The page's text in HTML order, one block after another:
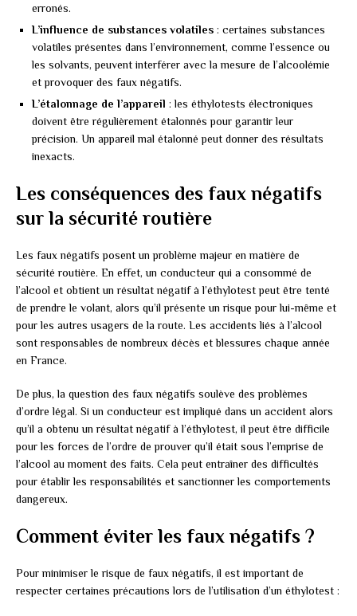
erronés.
L’influence de substances volatiles : certaines substances
volatiles présentes dans l’environnement, comme l’essence ou
les solvants, peuvent interférer avec la mesure de l’alcoolémie
et provoquer des faux négatifs.
L’étalonnage de l’appareil : les éthylotests électroniques
doivent être régulièrement étalonnés pour garantir leur
précision. Un appareil mal étalonné peut donner des résultats
inexacts.
Les conséquences des faux négatifs
sur la sécurité routière
Les faux négatifs posent un problème majeur en matière de
sécurité routière. En effet, un conducteur qui a consommé de
l’alcool et obtient un résultat négatif à l’éthylotest peut être tenté
de prendre le volant, alors qu’il présente un risque pour lui-même et
pour les autres usagers de la route. Les accidents liés à l’alcool
sont responsables de nombreux décès et blessures chaque année
en France.
De plus, la question des faux négatifs soulève des problèmes
d’ordre légal. Si un conducteur est impliqué dans un accident alors
qu’il a obtenu un résultat négatif à l’éthylotest, il peut être difficile
pour les forces de l’ordre de prouver qu’il était sous l’emprise de
l’alcool au moment des faits. Cela peut entraîner des difficultés
pour établir les responsabilités et sanctionner les comportements
dangereux.
Comment éviter les faux négatifs ?
Pour minimiser le risque de faux négatifs, il est important de
respecter certaines précautions lors de l’utilisation d’un éthylotest :